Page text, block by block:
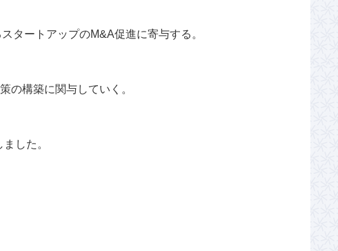
タートアップのM&A促進に寄与する。
の構築に関与していく。
した。